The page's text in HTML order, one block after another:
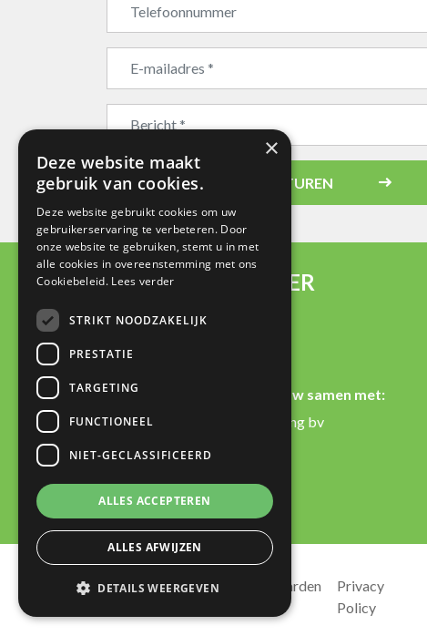
Bedrijfsnaam
CONTACTVERZOEK STUREN
LOGISTICMANAGER
Referenties
LogisticManager werkt nauw samen met:
JDS bedrijfsautomatisering bv
Sitemap Algemene voorwaarden
Privacy
Policy
×
Deze website maakt
gebruik van cookies.
Deze website gebruikt cookies om uw
gebruikerservaring te verbeteren. Door
onze website te gebruiken, stemt u in met
alle cookies in overeenstemming met ons
Cookiebeleid. Lees verder
STRIKT NOODZAKELIJK
PRESTATIE
TARGETING
FUNCTIONEEL
NIET-GECLASSIFICEERD
ALLES ACCEPTEREN
ALLES AFWIJZEN
DETAILS WEERGEVEN